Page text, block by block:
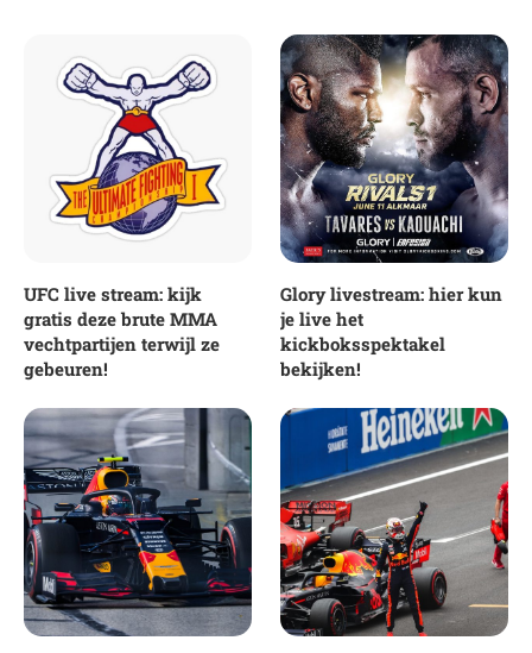
UFC live stream: kijk
gratis deze brute MMA
vechtpartijen terwijl ze
gebeuren!
Glory livestream: hier kun
je live het
kickboksspektakel
bekijken!